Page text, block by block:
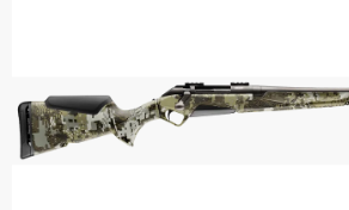
hvězdiček.